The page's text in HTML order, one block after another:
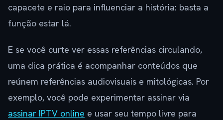
capacete e raio para influenciar a história: basta a
função estar lá.
E se você curte ver essas referências circulando,
uma dica prática é acompanhar conteúdos que
reúnem referências audiovisuais e mitológicas. Por
exemplo, você pode experimentar assinar via
assinar IPTV online e usar seu tempo livre para